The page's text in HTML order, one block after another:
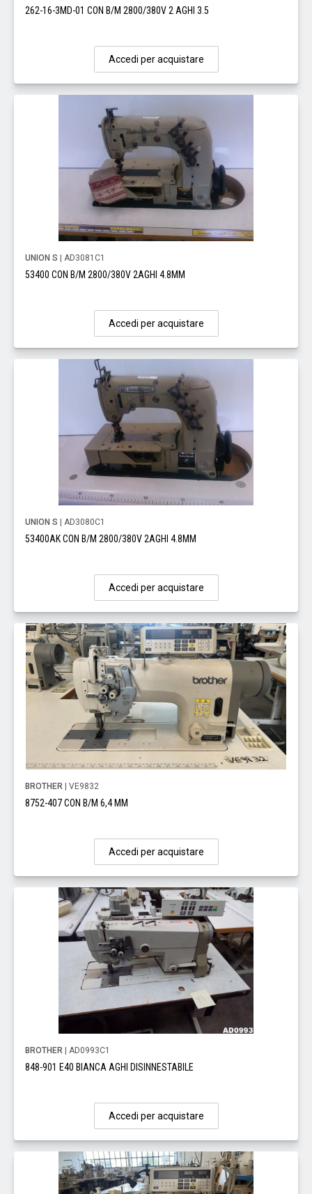
262-16-3MD-01 CON B/M 2800/380V 2 AGHI 3.5
Accedi per acquistare
UNION S | AD3081C1
53400 CON B/M 2800/380V 2AGHI 4.8MM
Accedi per acquistare
UNION S | AD3080C1
53400AK CON B/M 2800/380V 2AGHI 4.8MM
Accedi per acquistare
BROTHER | VE9832
8752-407 CON B/M 6,4 MM
Accedi per acquistare
BROTHER | AD0993C1
848-901 E40 BIANCA AGHI DISINNESTABILE
Accedi per acquistare